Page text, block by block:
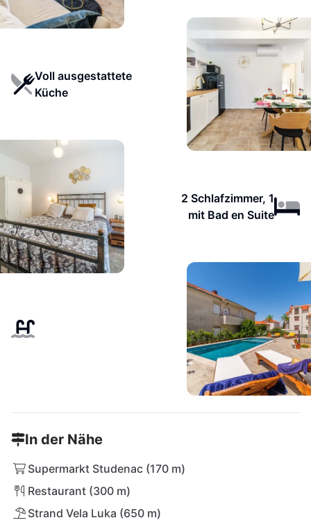
Voll ausgestattete
Küche
2 Schlafzimmer, 1
mit Bad en Suite
In der Nähe
Supermarkt Studenac (170 m)
Restaurant (300 m)
Strand Vela Luka (650 m)